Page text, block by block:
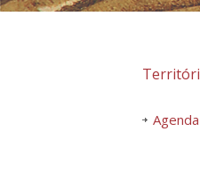
Agenda